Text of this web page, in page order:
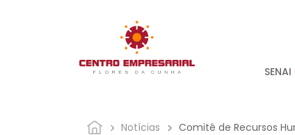
SENAI
Notícias Comitê de Recursos